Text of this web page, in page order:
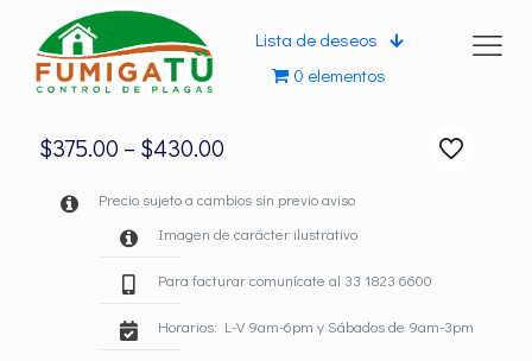
Lista de deseos
0 elementos
$375.00 – $430.00
Precio sujeto a cambios sin previo aviso
Imagen de carácter ilustrativo
Para facturar comunícate al 33 1823 6600
Horarios: L-V 9am-6pm y Sábados de 9am-3pm